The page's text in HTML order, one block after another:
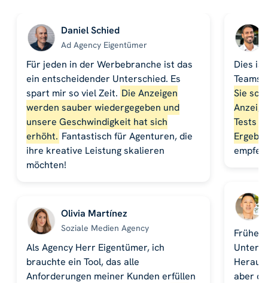
Daniel Schied
Ad Agency Eigentümer
Für jeden in der Werbebranche ist das
ein entscheidender Unterschied. Es
spart mir so viel Zeit. Die Anzeigen
werden sauber wiedergegeben und
unsere Geschwindigkeit hat sich
erhöht. Fantastisch für Agenturen, die
ihre kreative Leistung skalieren
möchten!
Olivia Martínez
Soziale Medien Agency
Als Agency Herr Eigentümer, ich
brauchte ein Tool, das alle
Anforderungen meiner Kunden erfüllen
Dies
Teams
Sie
Tests
Früher
aber